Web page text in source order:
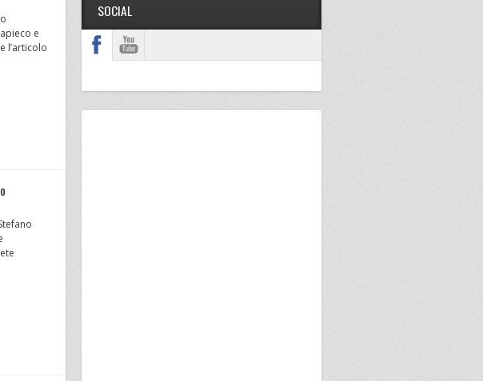
e
l’articolo
SOCIAL